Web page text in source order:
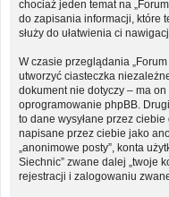
chociaż jeden temat na
do zapisania informacji, które
służy do ułatwienia ci
W czasie przeglądania
utworzyć ciasteczka
dokument nie dotyczy – ma
oprogramowanie phpBB.
to dane wysyłane przez
napisane przez ciebie jako
„anonimowe posty”, konta
Siechnic” zwane dalej „twoje
rejestracji i zalogowaniu